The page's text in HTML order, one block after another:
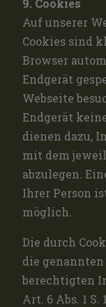
9. Cookies
Auf unserer
Cookies sind
Browser
Endgerät
Webseite
Endgerät
dienen dazu,
mit dem
abzulegen.
Ihrer Person
möglich.
Die durch
die
berechtigten
Art. 6 Abs. 1